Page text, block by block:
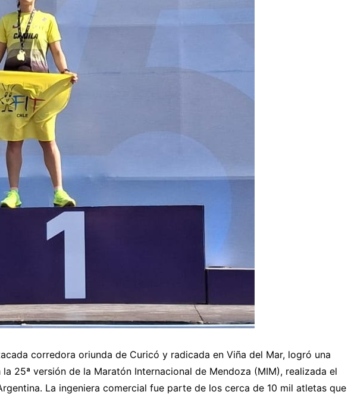
corredora oriunda de Curicó y radicada en Viña del Mar, logró una
25ª versión de la Maratón Internacional de Mendoza (MIM), realizada el
La ingeniera comercial fue parte de los cerca de 10 mil atletas que